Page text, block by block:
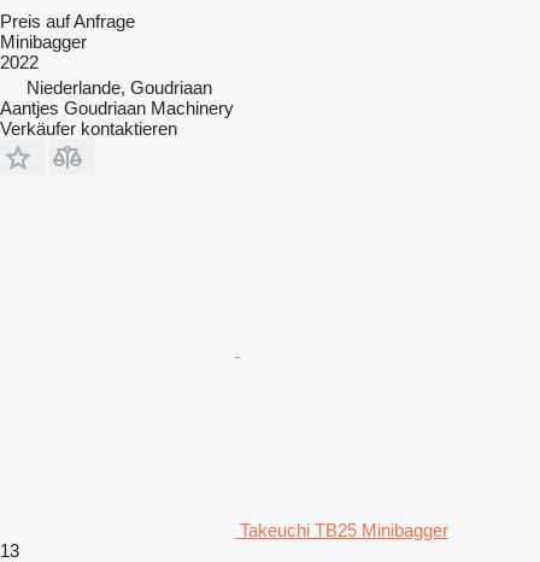
Preis auf Anfrage
Minibagger
2022
Niederlande, Goudriaan
Aantjes Goudriaan Machinery
Verkäufer kontaktieren
Takeuchi TB25 Minibagger
13